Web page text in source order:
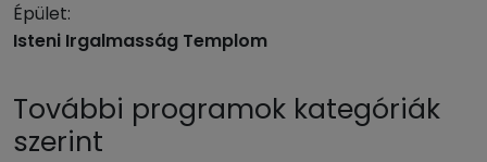
Épület:
Isteni Irgalmasság Templom
További programok kategóriák
szerint